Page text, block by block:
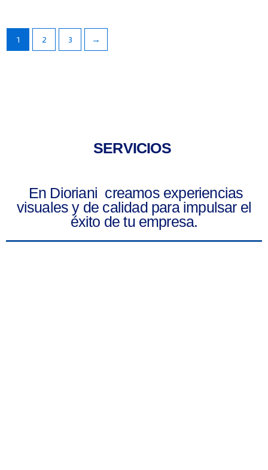
1 2 3 →
SERVICIOS
En Dioriani creamos experiencias
visuales y de calidad para impulsar el
éxito de tu empresa.